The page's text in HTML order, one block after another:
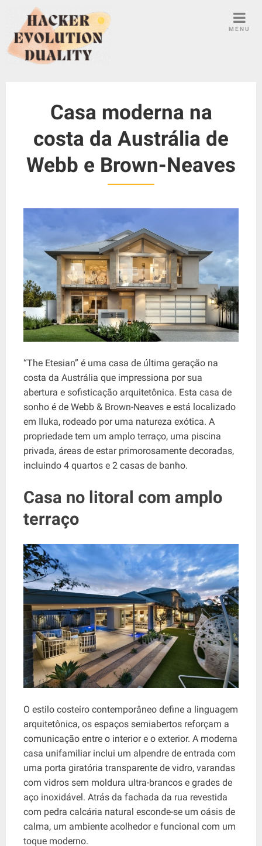
MENU
Casa moderna na
costa da Austrália de
Webb e Brown-Neaves
“The Etesian” é uma casa de última geração na
costa da Austrália que impressiona por sua
abertura e sofisticação arquitetônica. Esta casa de
sonho é de Webb & Brown-Neaves e está localizado
em Iluka, rodeado por uma natureza exótica. A
propriedade tem um amplo terraço, uma piscina
privada, áreas de estar primorosamente decoradas,
incluindo 4 quartos e 2 casas de banho.
Casa no litoral com amplo
terraço
O estilo costeiro contemporâneo define a linguagem
arquitetônica, os espaços semiabertos reforçam a
comunicação entre o interior e o exterior. A moderna
casa unifamiliar inclui um alpendre de entrada com
uma porta giratória transparente de vidro, varandas
com vidros sem moldura ultra-brancos e grades de
aço inoxidável. Atrás da fachada da rua revestida
com pedra calcária natural esconde-se um oásis de
calma, um ambiente acolhedor e funcional com um
toque moderno.